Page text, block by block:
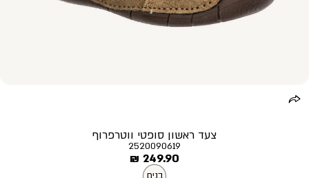
צעד ראשון סופטי ווטרפרוף
2520090619
מחיר
מוצר
249.90 ₪